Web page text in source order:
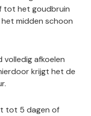
tot het goudbruin
midden schoon
afkoelen
krijgt het de
tot 5 dagen of